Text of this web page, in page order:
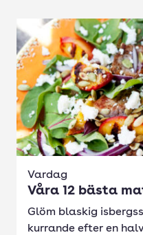
Vardag
Våra 12 bästa
Glöm blaskig
kurrande efter en